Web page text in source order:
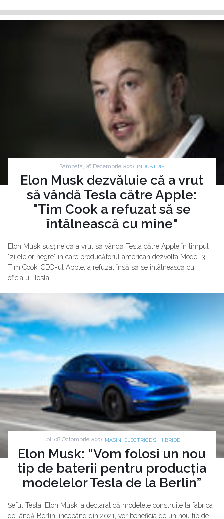
Sambata, 26 Decembrie 2020 | INDUSTRIE
Elon Musk dezvăluie că a vrut
să vândă Tesla către Apple:
"Tim Cook a refuzat să se
întâlnească cu mine"
Elon Musk susține că a vrut să vândă Tesla către Apple în timpul
"zilelelor negre" în care producătorul american dezvolta Model 3.
Tim Cook, CEO-ul Apple, a refuzat însă să se întâlnească cu
oficialul Tesla.
Joi, 08 Octombrie 2020 | MASINI ELECTRICE SI HIBRIDE
Elon Musk: “Vom folosi un nou
tip de baterii pentru producția
modelelor Tesla de la Berlin”
Șeful Tesla, Elon Musk, a declarat că modelele construite la fabrica
de lângă Berlin, începând din 2021, vor beneficia de un nou tip de